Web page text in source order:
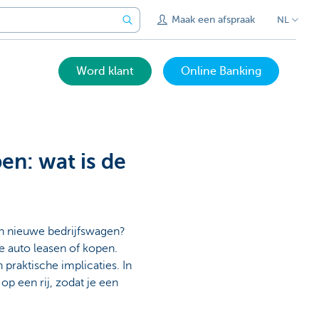
Maak een afspraak NL
Word klant Online Banking
wat is de
nieuwe bedrijfswagen?
auto leasen of kopen.
praktische implicaties. In
een rij, zodat je een